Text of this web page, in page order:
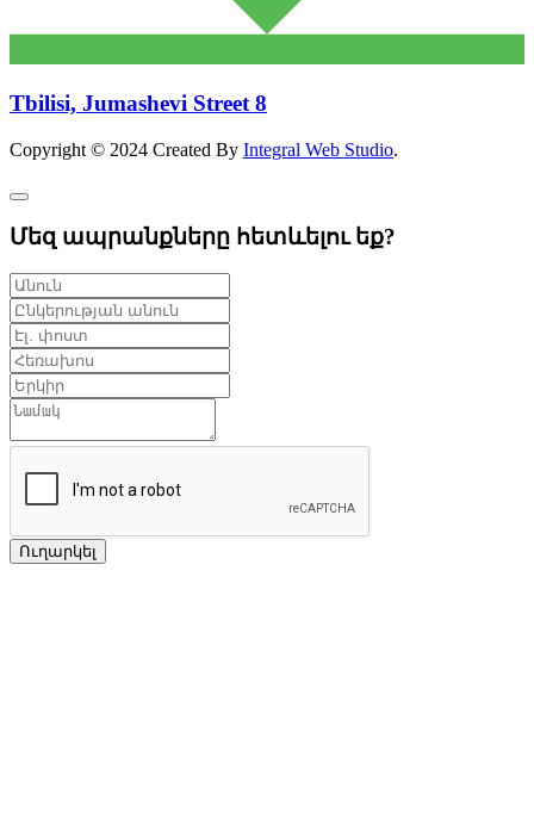
Tbilisi, Jumashevi Street 8
Copyright © 2024 Created By Integral Web Studio.
Մեզ ապրանքները հետևելու եք?
Ուղարկել